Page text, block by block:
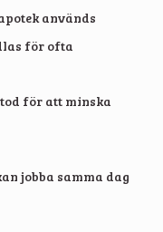
används
för ofta
för att minska
jobba samma dag